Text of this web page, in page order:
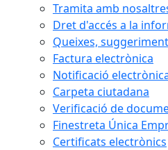
Tramita amb
Dret d'accés a la
Queixes,
Factura electrònica
Notificació
Carpeta ciutadana
Verificació de
Finestreta Única
Certificats electrònics